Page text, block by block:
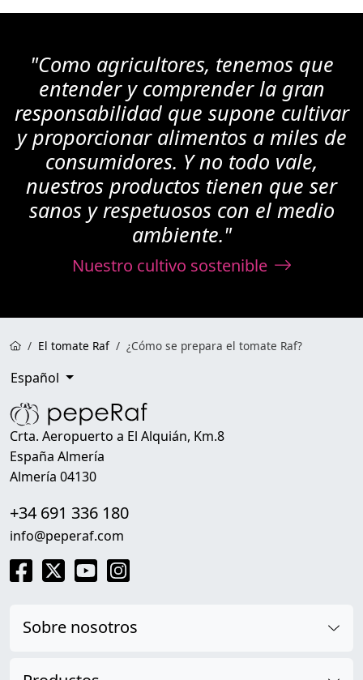
"Como agricultores, tenemos que
entender y comprender la gran
responsabilidad que supone cultivar
y proporcionar alimentos a miles de
consumidores. Y no todo vale,
nuestros productos tienen que ser
sanos y respetuosos con el medio
ambiente."
Nuestro cultivo sostenible
El tomate Raf ¿Cómo se prepara el tomate Raf?
Español
Crta. Aeropuerto a El Alquián, Km.8
España Almería
Almería 04130
+34 691 336 180
info@peperaf.com
FacebookTwitterYouTube
Sobre nosotros